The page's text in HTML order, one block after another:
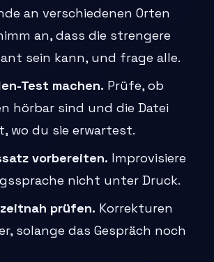
an verschiedenen Orten
an, dass die strengere
sein kann, und frage alle.
Test machen. Prüfe, ob
hörbar sind und die Datei
wo du sie erwartest.
vorbereiten. Improvisiere
nicht unter Druck.
prüfen. Korrekturen
solange das Gespräch noch